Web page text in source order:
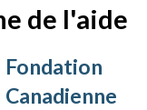
de l'aide
Fondation
Canadienne